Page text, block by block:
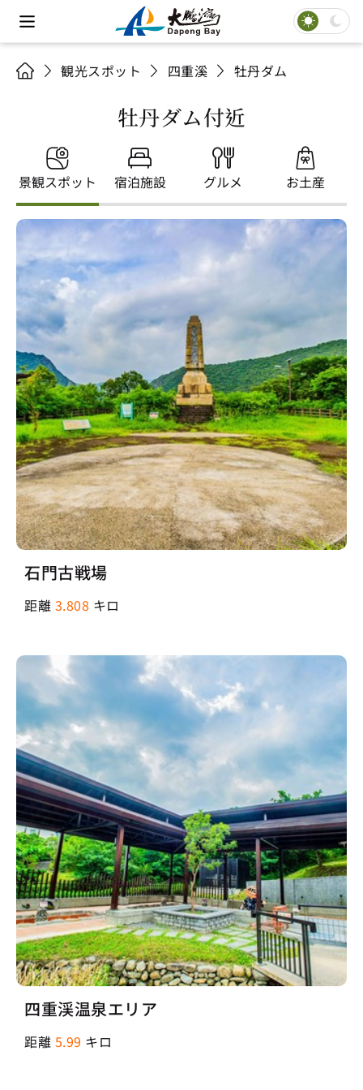
観光スポット 四重溪 牡丹ダム
牡丹ダム付近
景観スポット 宿泊施設 グルメ お土産
石門古戦場
距離 3.808 キロ
四重渓温泉エリア
距離 5.99 キロ